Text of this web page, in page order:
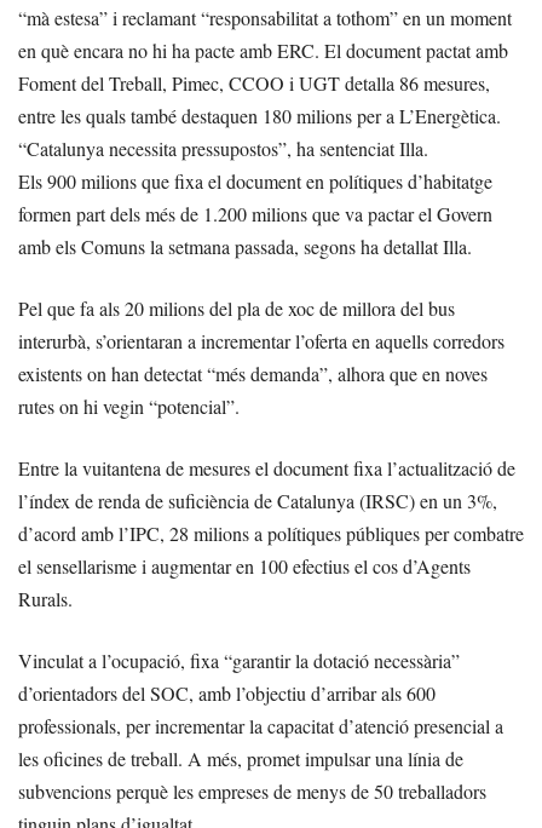
“mà estesa” i reclamant “responsabilitat a tothom” en un moment
en què encara no hi ha pacte amb ERC. El document pactat amb
Foment del Treball, Pimec, CCOO i UGT detalla 86 mesures,
entre les quals també destaquen 180 milions per a L’Energètica.
“Catalunya necessita pressupostos”, ha sentenciat Illa.
Els 900 milions que fixa el document en polítiques d’habitatge
formen part dels més de 1.200 milions que va pactar el Govern
amb els Comuns la setmana passada, segons ha detallat Illa.
Pel que fa als 20 milions del pla de xoc de millora del bus
interurbà, s’orientaran a incrementar l’oferta en aquells corredors
existents on han detectat “més demanda”, alhora que en noves
rutes on hi vegin “potencial”.
Entre la vuitantena de mesures el document fixa l’actualització de
l’índex de renda de suficiència de Catalunya (IRSC) en un 3%,
d’acord amb l’IPC, 28 milions a polítiques públiques per combatre
el sensellarisme i augmentar en 100 efectius el cos d’Agents
Rurals.
Vinculat a l’ocupació, fixa “garantir la dotació necessària”
d’orientadors del SOC, amb l’objectiu d’arribar als 600
professionals, per incrementar la capacitat d’atenció presencial a
les oficines de treball. A més, promet impulsar una línia de
subvencions perquè les empreses de menys de 50 treballadors